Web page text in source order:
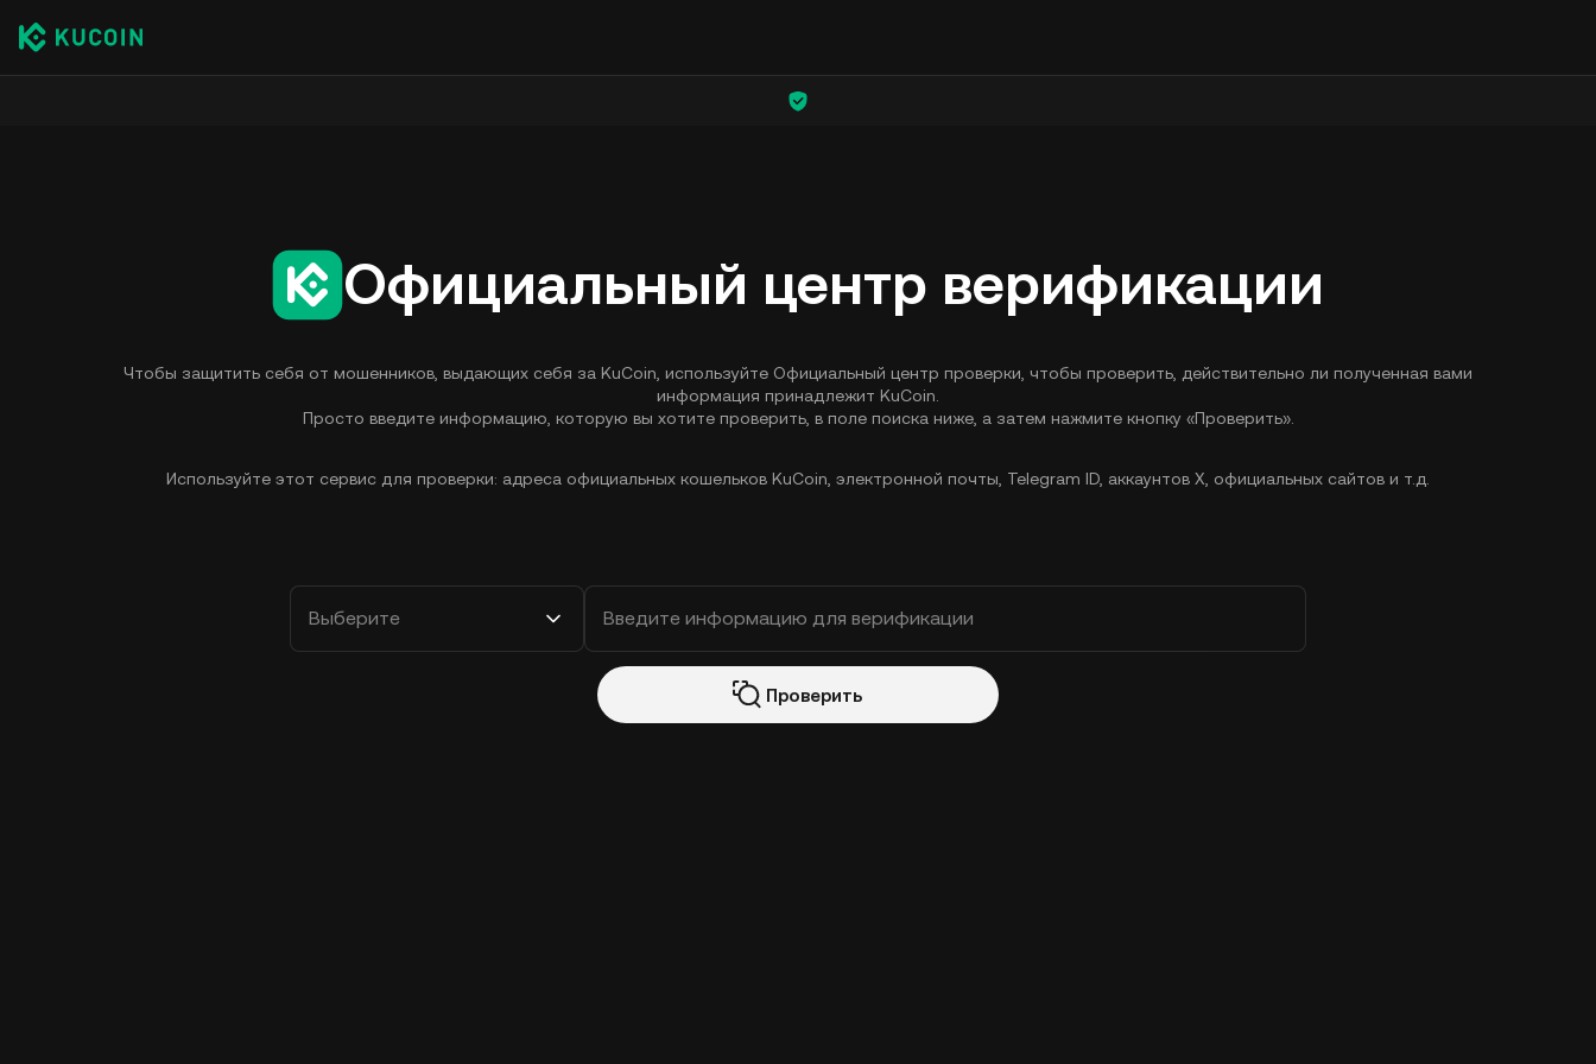
Официальный центр верификации
Чтобы защитить себя от мошенников, выдающих себя за KuCoin, используйте Официальный центр проверки, чтобы проверить, действительно ли полученная вами
информация принадлежит KuCoin.
Просто введите информацию, которую вы хотите проверить, в поле поиска ниже, а затем нажмите кнопку «Проверить».
Используйте этот сервис для проверки: адреса официальных кошельков KuCoin, электронной почты, Telegram ID, аккаунтов X, официальных сайтов и т.д.
Выберите
Проверить